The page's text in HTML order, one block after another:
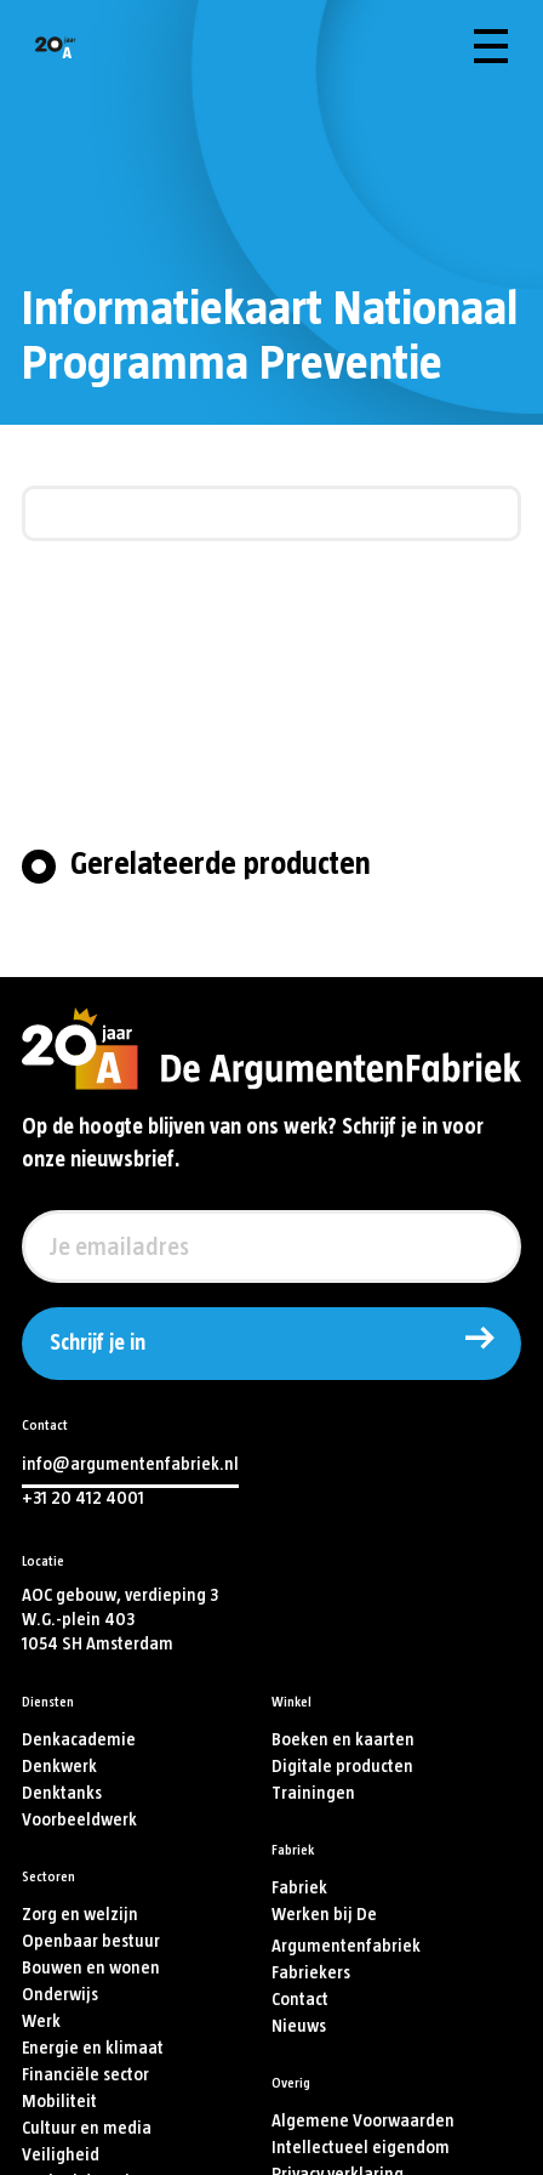
Informatiekaart Nationaal
Programma Preventie
Gerelateerde producten
Op de hoogte blijven van ons werk? Schrijf je in voor
onze nieuwsbrief.
Schrijf je in
Contact
info@argumentenfabriek.nl
+31 20 412 4001
Locatie
AOC gebouw, verdieping 3
W.G.-plein 403
1054 SH Amsterdam
Diensten
Denkacademie
Denkwerk
Denktanks
Voorbeeldwerk
Sectoren
Zorg en welzijn
Openbaar bestuur
Bouwen en wonen
Onderwijs
Werk
Energie en klimaat
Financiële sector
Mobiliteit
Cultuur en media
Veiligheid
Winkel
Boeken en kaarten
Digitale producten
Trainingen
Fabriek
Fabriek
Werken bij De
Argumentenfabriek
Fabriekers
Contact
Nieuws
Overig
Algemene Voorwaarden
Intellectueel eigendom